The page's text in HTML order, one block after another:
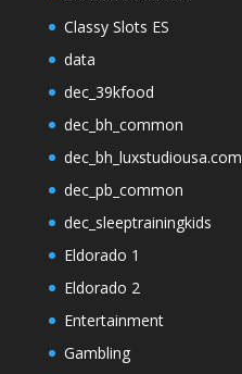
Classy Slots ES
data
dec_39kfood
dec_bh_common
dec_bh_luxstudiousa.com
dec_pb_common
dec_sleeptrainingkids
Eldorado 1
Eldorado 2
Entertainment
Gambling